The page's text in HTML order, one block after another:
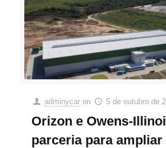
adminycar on 5 de outubro de
Orizon e Owens-
parceria para ampliar